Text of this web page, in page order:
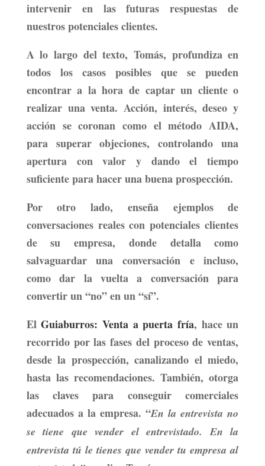
intervenir en las futuras respuestas de
nuestros potenciales clientes.
A lo largo del texto, Tomás, profundiza en
todos los casos posibles que se pueden
encontrar a la hora de captar un cliente o
realizar una venta. Acción, interés, deseo y
acción se coronan como el método AIDA,
para superar objeciones, controlando una
apertura con valor y dando el tiempo
suficiente para hacer una buena prospección.
Por otro lado, enseña ejemplos de
conversaciones reales con potenciales clientes
de su empresa, donde detalla como
salvaguardar una conversación e incluso,
como dar la vuelta a conversación para
convertir un “no” en un “sí”.
ElGuiaburros: Venta a puerta fría, hace un
recorrido por las fases del proceso de ventas,
desde la prospección, canalizando el miedo,
hasta las recomendaciones. También, otorga
las claves para conseguir comerciales
adecuados a la empresa. “En la entrevista no
se tiene que vender el entrevistado. En la
entrevista tú le tienes que vender tu empresa al